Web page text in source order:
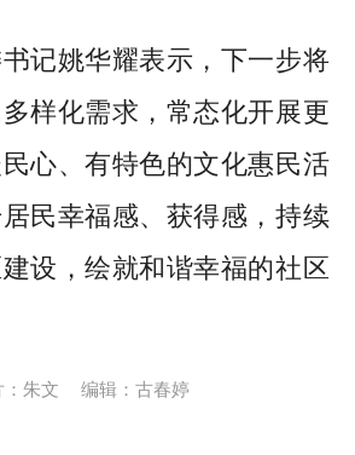
记姚华耀表示，下一步将
样化需求，常态化开展更
心、有特色的文化惠民活
民幸福感、获得感，持续
设，绘就和谐幸福的社区
：朱文
编辑：古春婷